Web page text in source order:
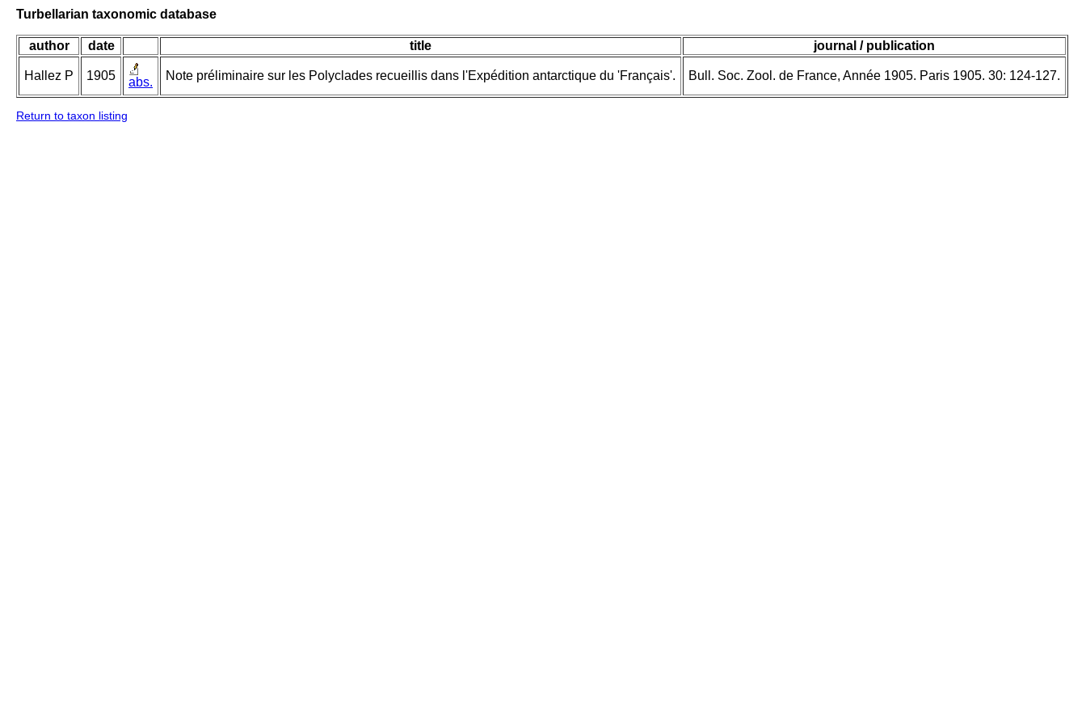
Turbellarian taxonomic database
author date title journal / publication
Hallez P 1905 abs. Note préliminaire sur les Polyclades recueillis dans l'Expédition antarctique du 'Français'. Bull. Soc. Zool. de France, Année 1905. Paris 1905. 30: 124-127.
Return to taxon listing